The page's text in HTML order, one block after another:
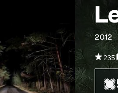
2012
235